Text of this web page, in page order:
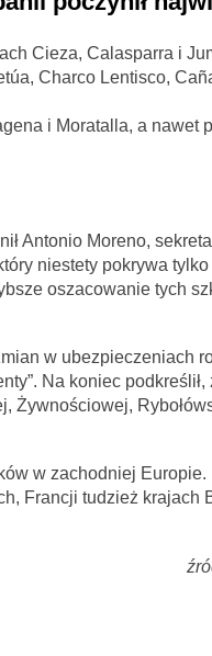
Cieza, Calasparra i
Charco Lentisco,
i Moratalla, a nawet
Antonio Moreno,
niestety pokrywa
oszacowanie tych
w ubezpieczeniach
Na koniec
w zachodniej
Francji tudzież krajach